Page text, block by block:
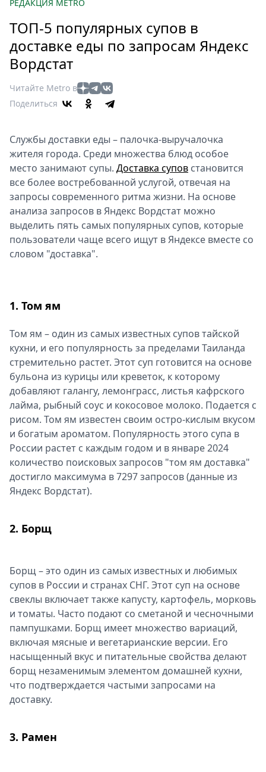
Мир
Здоровье
Еда
Туризм
Мода
Афиша
Книги
Выставки
Пресс-
релизы
О
Metro
Выборы
Скачай
Metro
РЕДАКЦИЯ METRO
ТОП-5 популярных супов в
доставке еды по запросам Яндекс
Вордстат
Читайте Metro в
Поделиться
Службы доставки еды – палочка-выручалочка
жителя города. Среди множества блюд особое
место занимают супы. Доставка супов становится
все более востребованной услугой, отвечая на
запросы современного ритма жизни. На основе
анализа запросов в Яндекс Вордстат можно
выделить пять самых популярных супов, которые
пользователи чаще всего ищут в Яндексе вместе со
словом "доставка".
1. Том ям
Том ям – один из самых известных супов тайской
кухни, и его популярность за пределами Таиланда
стремительно растет. Этот суп готовится на основе
бульона из курицы или креветок, к которому
добавляют галангу, лемонграсс, листья кафрского
лайма, рыбный соус и кокосовое молоко. Подается с
рисом. Том ям известен своим остро-кислым вкусом
и богатым ароматом. Популярность этого супа в
России растет с каждым годом и в январе 2024
количество поисковых запросов "том ям доставка"
достигло максимума в 7297 запросов (данные из
Яндекс Вордстат).
2. Борщ
Борщ – это один из самых известных и любимых
супов в России и странах СНГ. Этот суп на основе
свеклы включает также капусту, картофель, морковь
и томаты. Часто подают со сметаной и чесночными
пампушками. Борщ имеет множество вариаций,
включая мясные и вегетарианские версии. Его
насыщенный вкус и питательные свойства делают
борщ незаменимым элементом домашней кухни,
что подтверждается частыми запросами на
доставку.
3. Рамен